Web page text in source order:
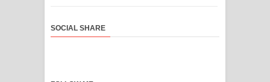
SOCIAL SHARE